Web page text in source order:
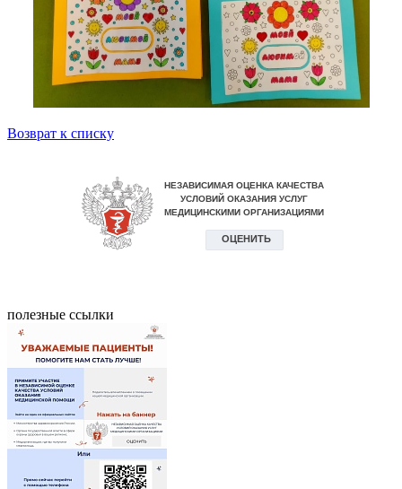
Возврат к списку
полезные ссылки